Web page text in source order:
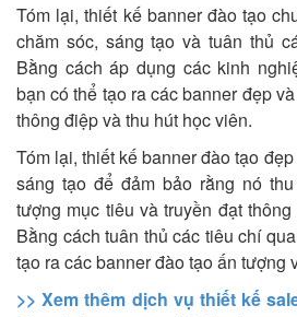
Tóm lại, thiết kế banner đào tạo
chăm sóc, sáng tạo và tuân thủ
Bằng cách áp dụng các kinh
bạn có thể tạo ra các banner đẹp
thông điệp và thu hút học viên.
Tóm lại, thiết kế banner đào tạo
sáng tạo để đảm bảo rằng nó
tượng mục tiêu và truyền đạt
Bằng cách tuân thủ các tiêu chí
tạo ra các banner đào tạo ấn tượng
>> Xem thêm dịch vụ thiết kế